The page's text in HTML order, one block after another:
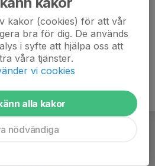
kakor (cookies) för att vår
bra för dig. De används
i syfte att hjälpa oss att
våra tjänster.
vi cookies
alla kakor
nödvändiga